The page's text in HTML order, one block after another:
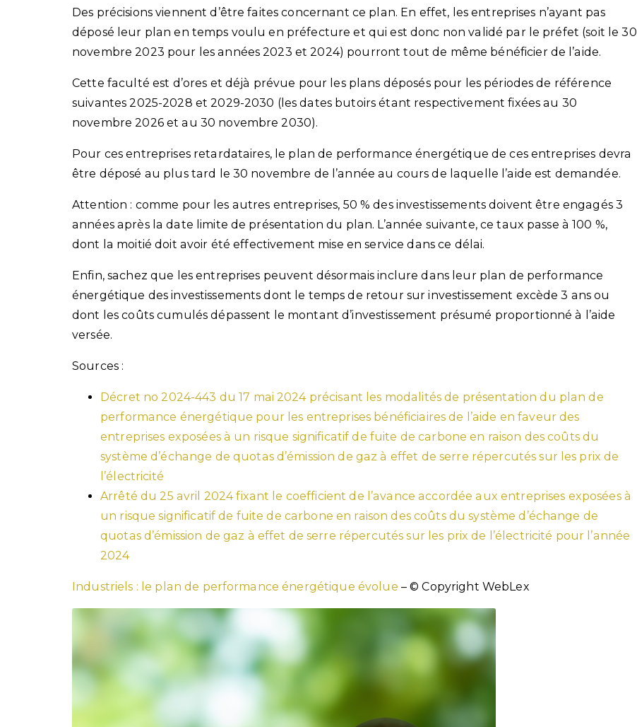
Des précisions viennent d’être faites concernant ce plan. En effet, les entreprises n’ayant pas
déposé leur plan en temps voulu en préfecture et qui est donc non validé par le préfet (soit le 30
novembre 2023 pour les années 2023 et 2024) pourront tout de même bénéficier de l’aide.
Cette faculté est d’ores et déjà prévue pour les plans déposés pour les périodes de référence
suivantes 2025-2028 et 2029-2030 (les dates butoirs étant respectivement fixées au 30
novembre 2026 et au 30 novembre 2030).
Pour ces entreprises retardataires, le plan de performance énergétique de ces entreprises devra
être déposé au plus tard le 30 novembre de l’année au cours de laquelle l’aide est demandée.
Attention : comme pour les autres entreprises, 50 % des investissements doivent être engagés 3
années après la date limite de présentation du plan. L’année suivante, ce taux passe à 100 %,
dont la moitié doit avoir été effectivement mise en service dans ce délai.
Enfin, sachez que les entreprises peuvent désormais inclure dans leur plan de performance
énergétique des investissements dont le temps de retour sur investissement excède 3 ans ou
dont les coûts cumulés dépassent le montant d’investissement présumé proportionné à l’aide
versée.
Sources :
Décret no 2024-443 du 17 mai 2024 précisant les modalités de présentation du plan de
performance énergétique pour les entreprises bénéficiaires de l’aide en faveur des
entreprises exposées à un risque significatif de fuite de carbone en raison des coûts du
système d’échange de quotas d’émission de gaz à effet de serre répercutés sur les prix de
l’électricité
Arrêté du 25 avril 2024 fixant le coefficient de l’avance accordée aux entreprises exposées à
un risque significatif de fuite de carbone en raison des coûts du système d’échange de
quotas d’émission de gaz à effet de serre répercutés sur les prix de l’électricité pour l’année
2024
Industriels : le plan de performance énergétique évolue – © Copyright WebLex